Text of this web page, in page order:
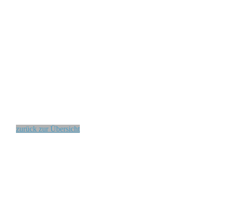
zurück zur Übersicht